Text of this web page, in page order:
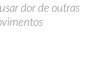
dor de outras